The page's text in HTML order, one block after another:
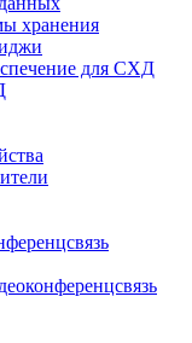
хранения
для СХД